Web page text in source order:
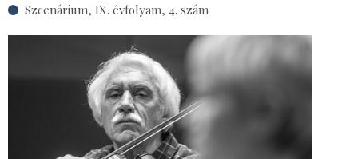
Szcenárium, IX. évfolyam, 4. szám